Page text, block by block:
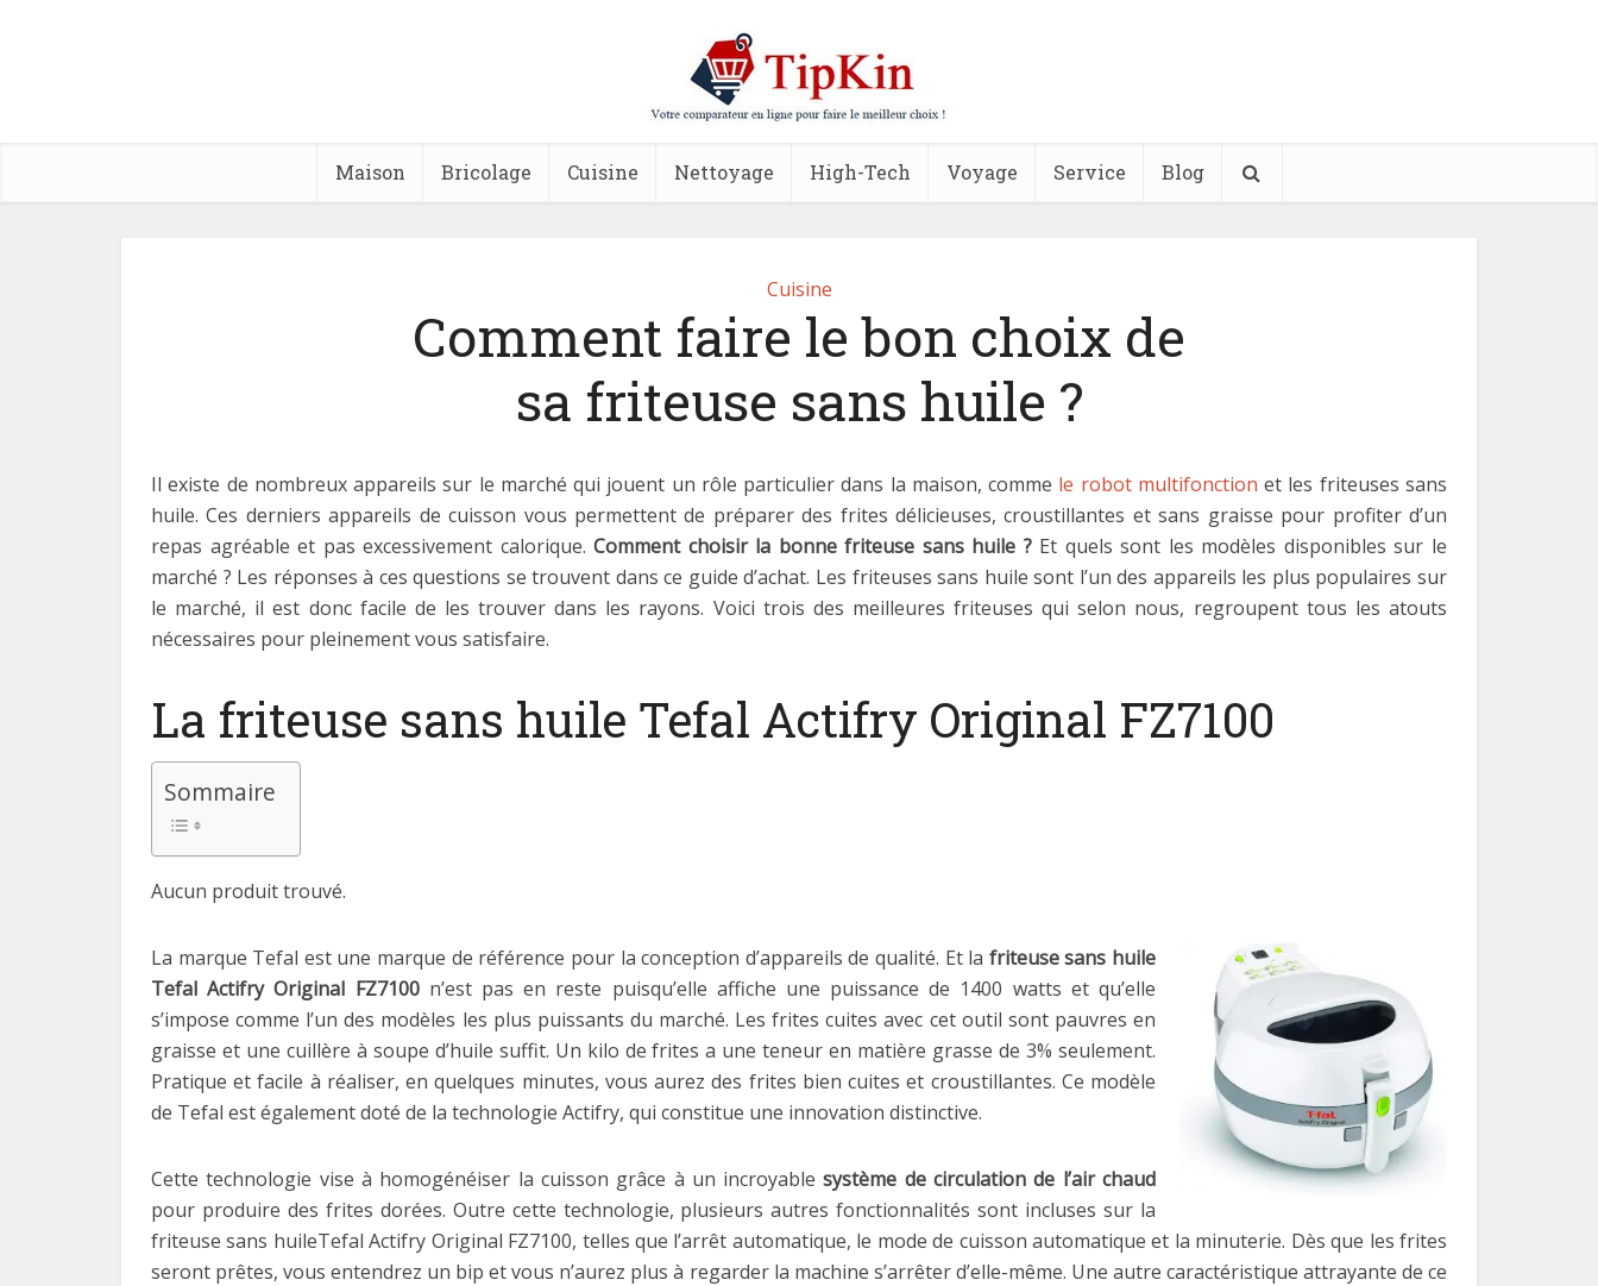
Maison Bricolage Cuisine Nettoyage High-Tech Voyage Service Blog
Cuisine
Comment faire le bon choix de
sa friteuse sans huile ?
Il existe de nombreux appareils sur le marché qui jouent un rôle particulier dans la maison, comme le robot multifonction et les friteuses sans
huile. Ces derniers appareils de cuisson vous permettent de préparer des frites délicieuses, croustillantes et sans graisse pour profiter d’un
repas agréable et pas excessivement calorique.Comment choisir la bonne friteuse sans huile ?Et quels sont les modèles disponibles sur le
marché ? Les réponses à ces questions se trouvent dans ce guide d’achat. Les friteuses sans huile sont l’un des appareils les plus populaires sur
le marché, il est donc facile de les trouver dans les rayons. Voici trois des meilleures friteuses qui selon nous, regroupent tous les atouts
nécessaires pour pleinement vous satisfaire.
La friteuse sans huile Tefal Actifry Original FZ7100
Sommaire
Aucun produit trouvé.
La marque Tefal est une marque de référence pour la conception d’appareils de qualité. Et la friteuse sans huile
Tefal Actifry Original FZ7100n’est pas en reste puisqu’elle affiche une puissance de 1400 watts et qu’elle
s’impose comme l’un des modèles les plus puissants du marché. Les frites cuites avec cet outil sont pauvres en
graisse et une cuillère à soupe d’huile suffit. Un kilo de frites a une teneur en matière grasse de 3% seulement.
Pratique et facile à réaliser, en quelques minutes, vous aurez des frites bien cuites et croustillantes. Ce modèle
de Tefal est également doté de la technologie Actifry, qui constitue une innovation distinctive.
Cette technologie vise à homogénéiser la cuisson grâce à un incroyablesystème de circulation de l’air chaud
pour produire des frites dorées. Outre cette technologie, plusieurs autres fonctionnalités sont incluses sur la
friteuse sans huileTefal Actifry Original FZ7100, telles que l’arrêt automatique, le mode de cuisson automatique et la minuterie. Dès que les frites
seront prêtes, vous entendrez un bip et vous n’aurez plus à regarder la machine s’arrêter d’elle-même. Une autre caractéristique attrayante de ce